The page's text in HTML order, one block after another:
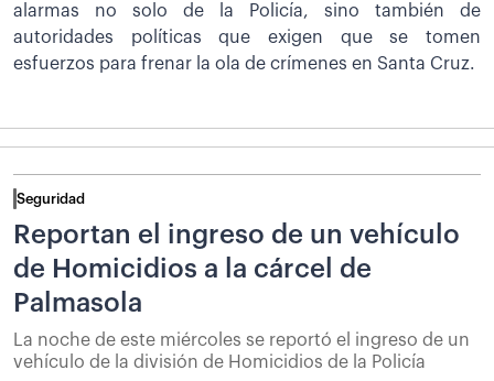
alarmas no solo de la Policía, sino también de
autoridades políticas que exigen que se tomen
esfuerzos para frenar la ola de crímenes en Santa Cruz.
Seguridad
Reportan el ingreso de un vehículo
de Homicidios a la cárcel de
Palmasola
La noche de este miércoles se reportó el ingreso de un
vehículo de la división de Homicidios de la Policía